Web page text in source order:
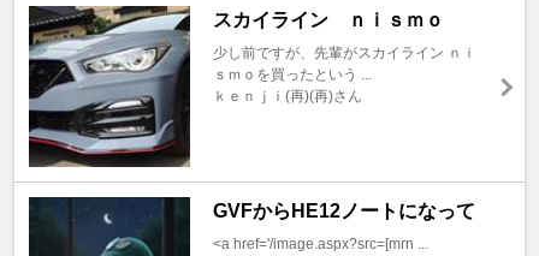
スカイライン ｎｉｓｍｏ
少し前ですが、先輩がスカイライン ｎｉ
ｓｍｏを買ったという ...
ｋｅｎｊｉ(再)(再)さん
GVFからHE12ノートになって
<a href='/image.aspx?src=[mrn ...